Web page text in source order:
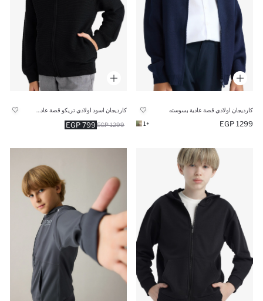
كارديجان اولادي قصة عادية بسوسته
1299 EGP
+1
799 EGP 1299 EGP